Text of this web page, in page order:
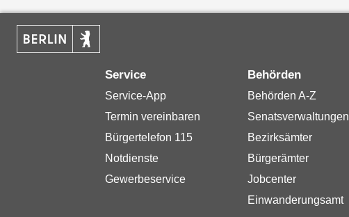
Service
Service-App
Termin vereinbaren
Bürgertelefon 115
Notdienste
Gewerbeservice
Behörden
Behörden A-Z
Senatsverwaltungen
Bezirksämter
Bürgerämter
Jobcenter
Einwanderungsamt